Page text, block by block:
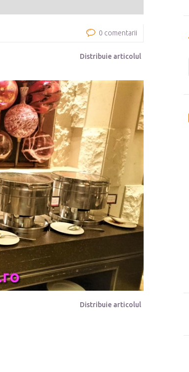
0 comentarii
Distribuie articolul
Distribuie articolul